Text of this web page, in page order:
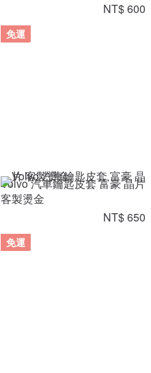
NT$ 600
免運
Volvo 汽車鑰匙皮套 富豪 晶片
客製燙金
NT$ 650
免運